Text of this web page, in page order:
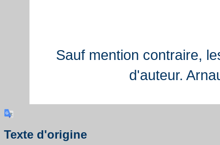
Sauf mention contraire,
d'auteur.
Texte d'origine